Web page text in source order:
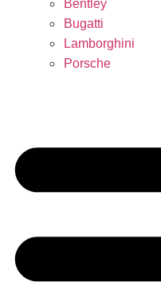
Bentley
Bugatti
Lamborghini
Porsche